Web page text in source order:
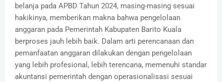
belanja pada APBD Tahun 2024, masing-masing sesuai
hakikinya, memberikan makna bahwa pengelolaan
anggaran pada Pemerintah Kabupaten Barito Kuala
berproses jauh lebih baik. Dalam arti perencanaan dan
pemanfaatan anggaran dilakukan dengan pengelolaan
yang lebih profesional, lebih terencana, memenuhi standar
akuntansi pemerintah dengan operasionalisasi sesuai